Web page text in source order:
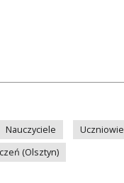
Nauczyciele
Uczniowie
(Olsztyn)